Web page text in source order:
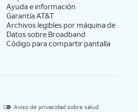
Ayuda e información
Garantía AT&T
Archivos legibles por máquina de
Datos sobre Broadband
Código para compartir pantalla
Aviso de privacidad sobre salud